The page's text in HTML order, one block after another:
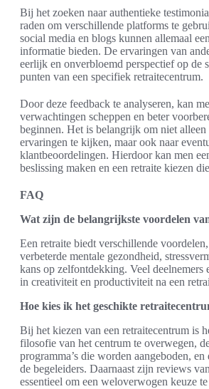
Bij het zoeken naar authentieke
raden om verschillende platforms te
social media en blogs kunnen allemaal
informatie bieden. De ervaringen van
eerlijk en onverbloemd perspectief op de
punten van een specifiek retraitecentrum.
Door deze feedback te analyseren, kan
verwachtingen scheppen en beter
beginnen. Het is belangrijk om niet alleen
ervaringen te kijken, maar ook naar
klantbeoordelingen. Hierdoor kan men
beslissing maken en een retraite kiezen
FAQ
Wat zijn de belangrijkste voordelen
Een retraite biedt verschillende
verbeterde mentale gezondheid,
kans op zelfontdekking. Veel deelnemers
in creativiteit en productiviteit na een
Hoe kies ik het geschikte
Bij het kiezen van een retraitecentrum is
filosofie van het centrum te overwegen,
programma’s die worden aangeboden,
de begeleiders. Daarnaast zijn reviews
essentieel om een weloverwogen keuze